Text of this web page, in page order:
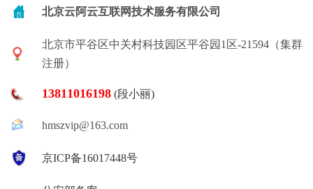
北京云阿云互联网技术服务有限公司
北京市平谷区中关村科技园区平谷园1区-21594（集群
注册）
13811016198 (段小丽)
hmszvip@163.com
京ICP备16017448号